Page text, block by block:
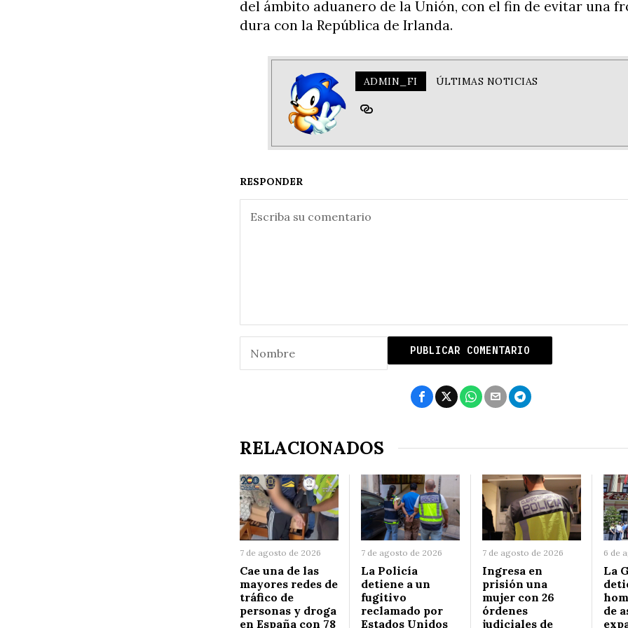
del ámbito aduanero de la Unión, con el fin de evitar una
dura con la República de Irlanda.
ADMIN_FI ÚLTIMAS NOTICIAS
RESPONDER
RELACIONADOS
7 de agosto de 2026
Cae una de las
mayores redes de
tráfico de
personas y droga
en España con 78
7 de agosto de 2026
La Policía
detiene a un
fugitivo
reclamado por
Estados Unidos
7 de agosto de 2026
Ingresa en
prisión una
mujer con 26
órdenes
judiciales de
6 de
La
de